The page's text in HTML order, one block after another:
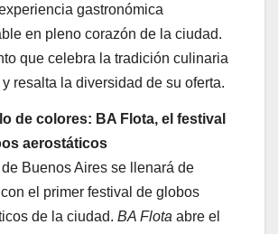
gastronómica
en pleno corazón de la ciudad.
que celebra la tradición culinaria
resalta la diversidad de su oferta.
de colores: BA Flota, el festival
aerostáticos
Buenos Aires se llenará de
el primer festival de globos
de la ciudad. BA Flota abre el